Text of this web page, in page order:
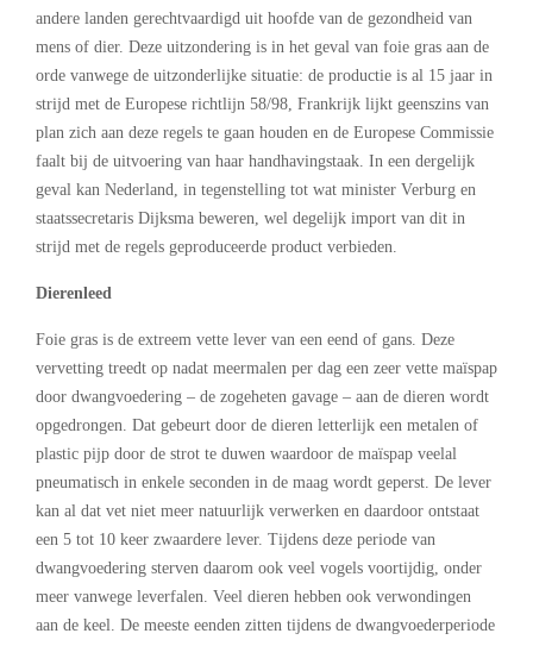
andere landen gerechtvaardigd uit hoofde van de gezondheid van
mens of dier. Deze uitzondering is in het geval van foie gras aan de
orde vanwege de uitzonderlijke situatie: de productie is al 15 jaar in
strijd met de Europese richtlijn 58/98, Frankrijk lijkt geenszins van
plan zich aan deze regels te gaan houden en de Europese Commissie
faalt bij de uitvoering van haar handhavingstaak. In een dergelijk
geval kan Nederland, in tegenstelling tot wat minister Verburg en
staatssecretaris Dijksma beweren, wel degelijk import van dit in
strijd met de regels geproduceerde product verbieden.
Dierenleed
Foie gras is de extreem vette lever van een eend of gans. Deze
vervetting treedt op nadat meermalen per dag een zeer vette maïspap
door dwangvoedering – de zogeheten gavage – aan de dieren wordt
opgedrongen. Dat gebeurt door de dieren letterlijk een metalen of
plastic pijp door de strot te duwen waardoor de maïspap veelal
pneumatisch in enkele seconden in de maag wordt geperst. De lever
kan al dat vet niet meer natuurlijk verwerken en daardoor ontstaat
een 5 tot 10 keer zwaardere lever. Tijdens deze periode van
dwangvoedering sterven daarom ook veel vogels voortijdig, onder
meer vanwege leverfalen. Veel dieren hebben ook verwondingen
aan de keel. De meeste eenden zitten tijdens de dwangvoederperiode